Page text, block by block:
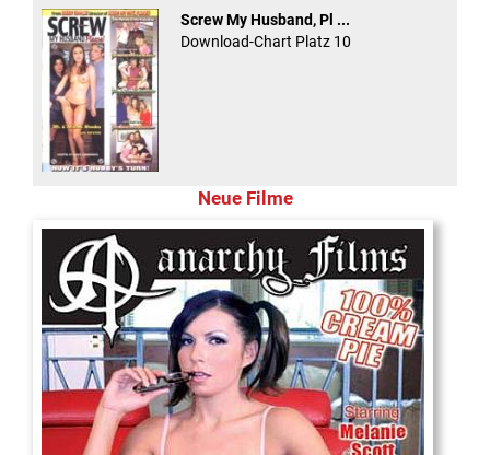
Screw My Husband, Pl ...
Download-Chart Platz 10
Neue Filme